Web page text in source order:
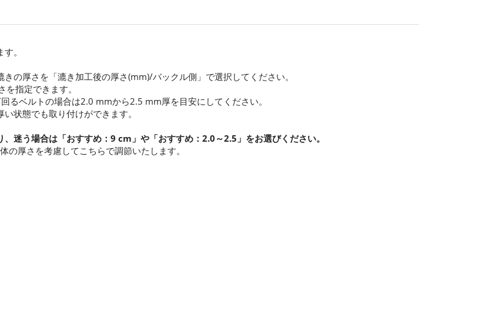
。
の厚さを「漉き加工後の厚さ(mm)/バックル側」で選択してください。
指定できます。
るベルトの場合は2.0 mmから2.5 mm厚を目安にしてください。
状態でも取り付けができます。
、迷う場合は「おすすめ：9 cm」や「おすすめ：2.0～2.5」をお選びください。
厚さを考慮してこちらで調節いたします。